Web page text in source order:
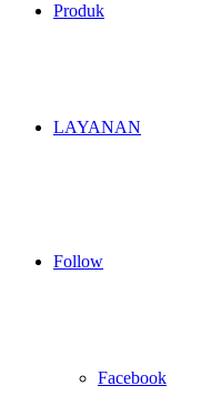
Produk
LAYANAN
Follow
Facebook